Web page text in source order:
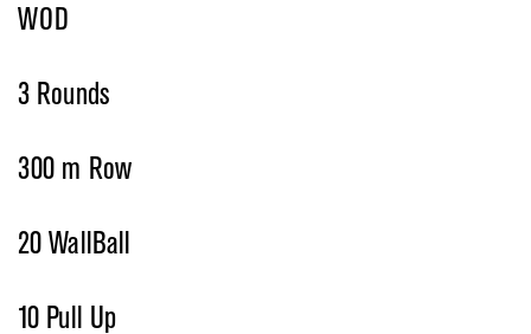
WOD
3 Rounds
300 m Row
20 WallBall
10 Pull Up